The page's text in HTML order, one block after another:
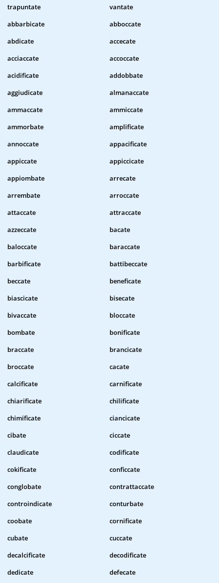
trapuntate
vantate
abbarbicate
abboccate
abdicate
accecate
acciaccate
accoccate
acidificate
addobbate
aggiudicate
almanaccate
ammaccate
ammiccate
ammorbate
amplificate
annoccate
appacificate
appiccate
appiccicate
appiombate
arrecate
arrembate
arroccate
attaccate
attraccate
azzeccate
bacate
baloccate
baraccate
barbificate
battibeccate
beccate
beneficate
biascicate
bisecate
bivaccate
bloccate
bombate
bonificate
braccate
brancicate
broccate
cacate
calcificate
carnificate
chiarificate
chilificate
chimificate
ciancicate
cibate
ciccate
claudicate
codificate
cokificate
conficcate
conglobate
contrattaccate
controindicate
conturbate
coobate
cornificate
cubate
cuccate
decalcificate
decodificate
dedicate
defecate